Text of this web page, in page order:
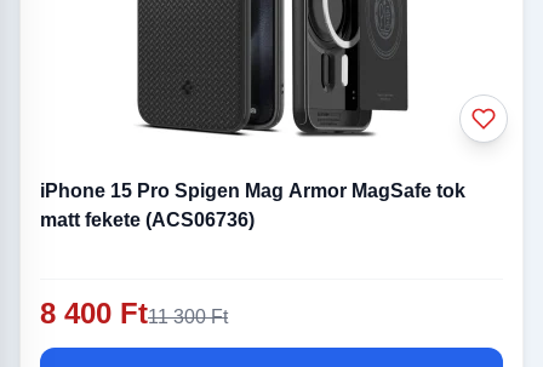
iPhone 15 Pro Spigen Mag Armor MagSafe tok
matt fekete (ACS06736)
8 400 Ft11 300 Ft